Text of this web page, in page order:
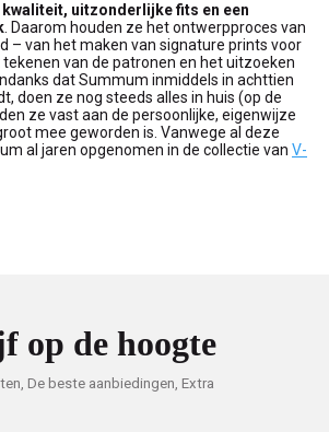
kwaliteit, uitzonderlijke fits en een
. Daarom houden ze het ontwerpproces van
– van het maken van signature prints voor
van de patronen en het uitzoeken
dat Summum inmiddels in achttien
doen ze nog steeds alles in huis (op de
ze vast aan de persoonlijke, eigenwijze
mee geworden is. Vanwege al deze
al jaren opgenomen in de collectie van V-
op de hoogte
De beste aanbiedingen, Extra